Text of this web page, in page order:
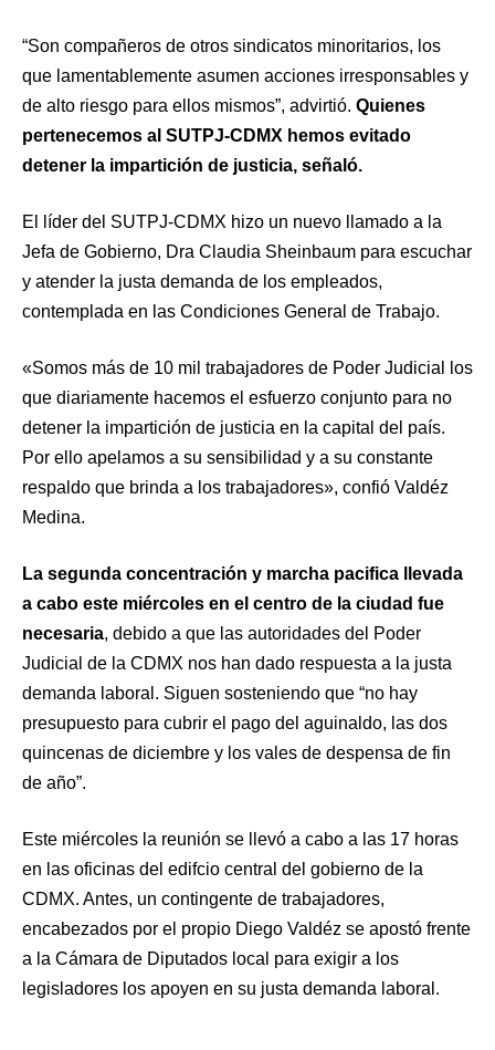
“Son compañeros de otros sindicatos minoritarios, los
que lamentablemente asumen acciones irresponsables y
de alto riesgo para ellos mismos”, advirtió. Quienes
pertenecemos al SUTPJ-CDMX hemos evitado
detener la impartición de justicia, señaló.
El líder del SUTPJ-CDMX hizo un nuevo llamado a la
Jefa de Gobierno, Dra Claudia Sheinbaum para escuchar
y atender la justa demanda de los empleados,
contemplada en las Condiciones General de Trabajo.
«Somos más de 10 mil trabajadores de Poder Judicial los
que diariamente hacemos el esfuerzo conjunto para no
detener la impartición de justicia en la capital del país.
Por ello apelamos a su sensibilidad y a su constante
respaldo que brinda a los trabajadores», confió Valdéz
Medina.
La segunda concentración y marcha pacifica llevada
a cabo este miércoles en el centro de la ciudad fue
necesaria, debido a que las autoridades del Poder
Judicial de la CDMX nos han dado respuesta a la justa
demanda laboral. Siguen sosteniendo que “no hay
presupuesto para cubrir el pago del aguinaldo, las dos
quincenas de diciembre y los vales de despensa de fin
de año”.
Este miércoles la reunión se llevó a cabo a las 17 horas
en las oficinas del edifcio central del gobierno de la
CDMX. Antes, un contingente de trabajadores,
encabezados por el propio Diego Valdéz se apostó frente
a la Cámara de Diputados local para exigir a los
legisladores los apoyen en su justa demanda laboral.